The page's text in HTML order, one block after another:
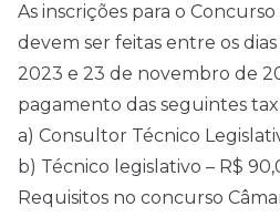
As inscrições para o
devem ser feitas entre os
2023 e 23 de novembro de
pagamento das seguintes
a) Consultor Técnico
b) Técnico legislativo – R$
Requisitos no concurso